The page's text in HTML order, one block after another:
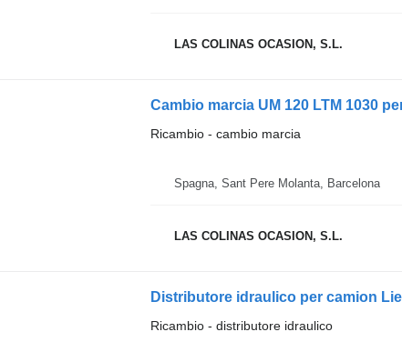
LAS COLINAS OCASION, S.L.
Cambio marcia UM 120 LTM 1030
Ricambio - cambio marcia
Spagna, Sant Pere Molanta, Barcelona
LAS COLINAS OCASION, S.L.
Distributore idraulico per camion
Ricambio - distributore idraulico